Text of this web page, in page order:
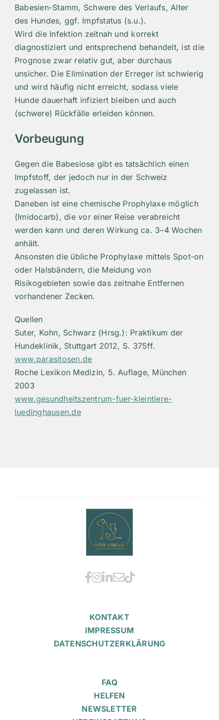
Babesien-Stamm, Schwere des Verlaufs, Alter
des Hundes, ggf. Impfstatus (s.u.).
Wird die Infektion zeitnah und korrekt
diagnostiziert und entsprechend behandelt, ist die
Prognose zwar relativ gut, aber durchaus
unsicher. Die Elimination der Erreger ist schwierig
und wird häufig nicht erreicht, sodass viele
Hunde dauerhaft infiziert bleiben und auch
(schwere) Rückfälle erleiden können.
Vorbeugung
Gegen die Babesiose gibt es tatsächlich einen
Impfstoff, der jedoch nur in der Schweiz
zugelassen ist.
Daneben ist eine chemische Prophylaxe möglich
(Imidocarb), die vor einer Reise verabreicht
werden kann und deren Wirkung ca. 3–4 Wochen
anhält.
Ansonsten die übliche Prophylaxe mittels Spot-on
oder Halsbändern, die Meidung von
Risikogebieten sowie das zeitnahe Entfernen
vorhandener Zecken.
Quellen
Suter, Kohn, Schwarz (Hrsg.): Praktikum der
Hundeklinik, Stuttgart 2012, S. 375ff.
www.parasitosen.de
Roche Lexikon Medizin, 5. Auflage, München
2003
www.gesundheitszentrum-fuer-kleintiere-
luedinghausen.de
KONTAKT
IMPRESSUM
DATENSCHUTZERKLÄRUNG
FAQ
HELFEN
NEWSLETTER